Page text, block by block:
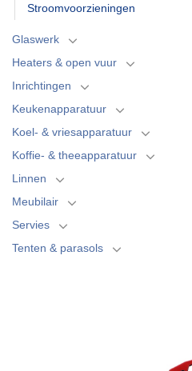
Stroomvoorzieningen
Glaswerk
Heaters & open vuur
Inrichtingen
Keukenapparatuur
Koel- & vriesapparatuur
Koffie- & theeapparatuur
Linnen
Meubilair
Servies
Tenten & parasols